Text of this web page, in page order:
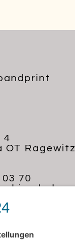
4
OT Ragewitz
70
hirsch.de